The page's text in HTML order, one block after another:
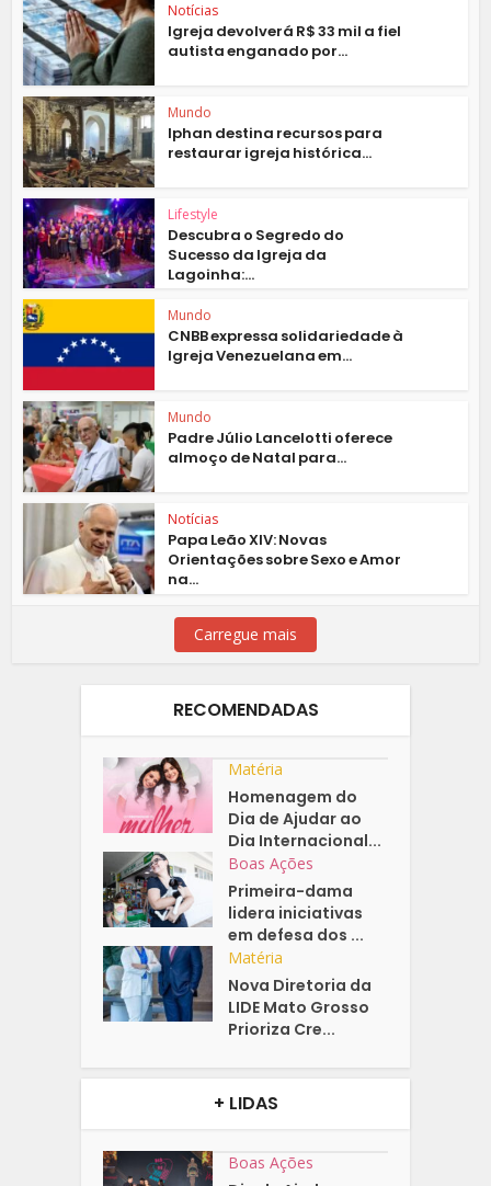
Notícias
Igreja devolverá R$ 33 mil a fiel
autista enganado por...
Mundo
Iphan destina recursos para
restaurar igreja histórica...
Lifestyle
Descubra o Segredo do
Sucesso da Igreja da
Lagoinha:...
Mundo
CNBB expressa solidariedade à
Igreja Venezuelana em...
Mundo
Padre Júlio Lancelotti oferece
almoço de Natal para...
Notícias
Papa Leão XIV: Novas
Orientações sobre Sexo e Amor
na...
Carregue mais
RECOMENDADAS
Matéria
Homenagem do
Dia de Ajudar ao
Dia Internacional...
Boas Ações
Primeira-dama
lidera iniciativas
em defesa dos ...
Matéria
Nova Diretoria da
LIDE Mato Grosso
Prioriza Cre...
+ LIDAS
Boas Ações